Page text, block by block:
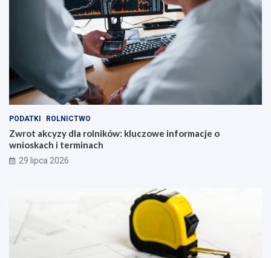
PODATKI ROLNICTWO
Zwrot akcyzy dla rolników: kluczowe informacje o
wnioskach i terminach
29 lipca 2026